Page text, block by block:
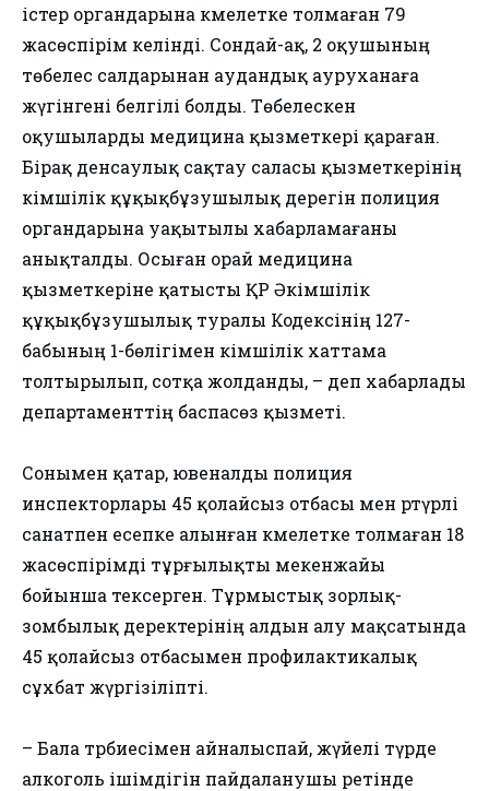
істер органдарына кәмелетке толмаған 79
жасөспірім әкелінді. Сондай-ақ, 2 оқушының
төбелес салдарынан аудандық ауруханаға
жүгінгені белгілі болды. Төбелескен
оқушыларды медицина қызметкері қараған.
Бірақ денсаулық сақтау саласы қызметкерінің
әкімшілік құқықбұзушылық дерегін полиция
органдарына уақытылы хабарламағаны
анықталды. Осыған орай медицина
қызметкеріне қатысты ҚР Әкімшілік
құқықбұзушылық туралы Кодексінің 127-
бабының 1-бөлігімен әкімшілік хаттама
толтырылып, сотқа жолданды, – деп хабарлады
департаменттің баспасөз қызметі.
Сонымен қатар, ювеналды полиция
инспекторлары 45 қолайсыз отбасы мен әртүрлі
санатпен есепке алынған кәмелетке толмаған 18
жасөспірімді тұрғылықты мекенжайы
бойынша тексерген. Тұрмыстық зорлық-
зомбылық деректерінің алдын алу мақсатында
45 қолайсыз отбасымен профилактикалық
сұхбат жүргізіліпті.
– Бала тәрбиесімен айналыспай, жүйелі түрде
алкоголь ішімдігін пайдаланушы ретінде